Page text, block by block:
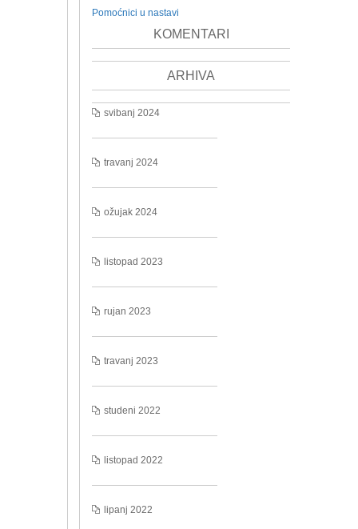
Pomoćnici u nastavi
KOMENTARI
ARHIVA
svibanj 2024
travanj 2024
ožujak 2024
listopad 2023
rujan 2023
travanj 2023
studeni 2022
listopad 2022
lipanj 2022